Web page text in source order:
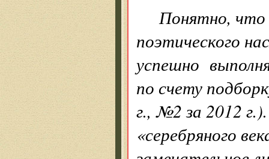
Понятно, что
поэтического
успешно
по счету
г., №2 за 2012
«серебряного